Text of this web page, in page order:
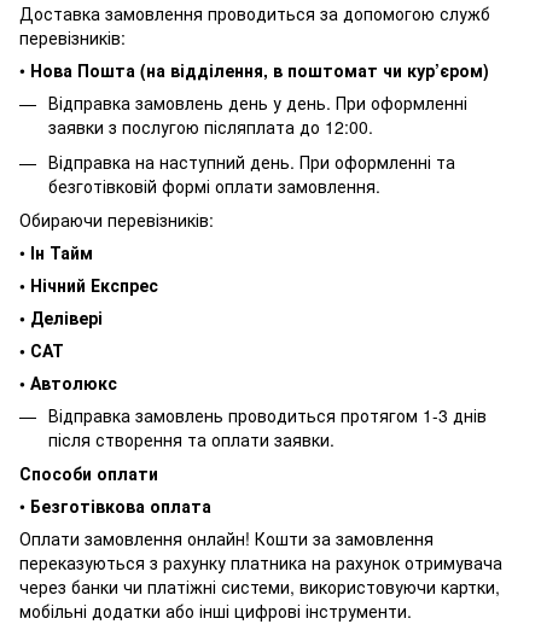
Доставка замовлення проводиться за допомогою служб
перевізників:
• Нова Пошта (на відділення, в поштомат чи кур’єром)
Відправка замовлень день у день. При оформленні
заявки з послугою післяплата до 12:00.
Відправка на наступний день. При оформленні та
безготівковій формі оплати замовлення.
Обираючи перевізників:
• Ін Тайм
• Нічний Експрес
• Делівері
• САТ
• Автолюкс
Відправка замовлень проводиться протягом 1-3 днів
після створення та оплати заявки.
Способи оплати
• Безготівкова оплата
Оплати замовлення онлайн! Кошти за замовлення
переказуються з рахунку платника на рахунок отримувача
через банки чи платіжні системи, використовуючи картки,
мобільні додатки або інші цифрові інструменти.